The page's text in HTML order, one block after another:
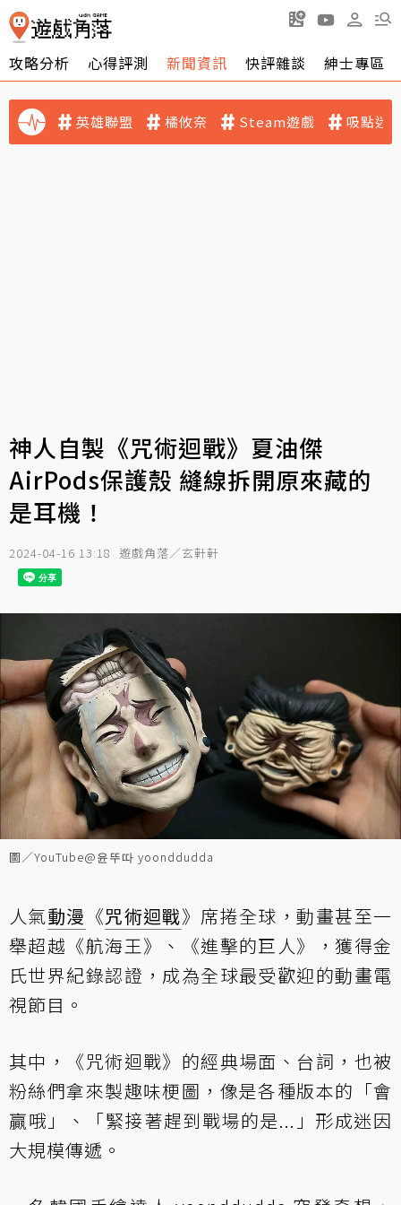
攻略分析 心得評測 新聞資訊 快評雜談 紳士專區
英雄聯盟 橘攸奈 Steam遊戲 吸點迷
神人自製《咒術迴戰》夏油傑
AirPods保護殼 縫線拆開原來藏的
是耳機！
2024-04-16 13:18 遊戲角落／玄軒軒
圖／YouTube@윤뚜따 yoonddudda
人氣動漫 《咒術迴戰》席捲全球，動畫甚至一
舉超越《航海王》、《進擊的巨人》，獲得金
氏世界紀錄認證，成為全球最受歡迎的動畫電
視節目。
其中，《咒術迴戰》的經典場面、台詞，也被
粉絲們拿來製趣味梗圖，像是各種版本的「會
贏哦」、「緊接著趕到戰場的是...」形成迷因
大規模傳遞。